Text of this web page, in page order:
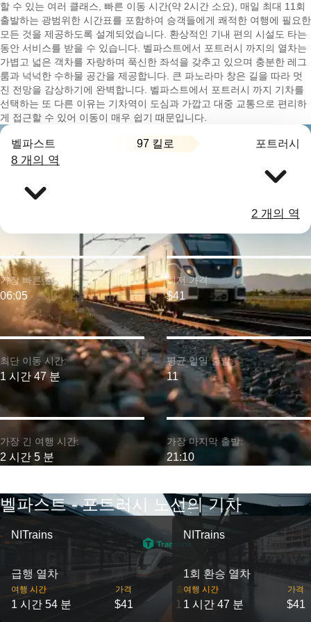
할 수 있는 여러 클래스, 빠른 이동 시간(약 2시간 소요), 매일 최대 11회
출발하는 광범위한 시간표를 포함하여 승객들에게 쾌적한 여행에 필요한
모든 것을 제공하도록 설계되었습니다. 환상적인 기내 편의 시설도 타는
동안 서비스를 받을 수 있습니다. 벨파스트에서 포트러시 까지의 열차는
가볍고 넓은 객차를 자랑하며 푹신한 좌석을 갖추고 있으며 충분한 레그
룸과 넉넉한 수하물 공간을 제공합니다. 큰 파노라마 창은 길을 따라 멋
진 전망을 감상하기에 완벽합니다. 벨파스트에서 포트러시 까지 기차를
선택하는 또 다른 이유는 기차역이 도심과 가깝고 대중 교통으로 편리하
게 접근할 수 있어 이동이 매우 쉽기 때문입니다.
벨파스트 97 킬로 포트러시
8 개의 역
2 개의 역
최단 이동 시간:
1 시간 47 분
가장 빠른 출발:
06:05
가장 긴 여행 시간:
2 시간 5 분
최저 가격:
$41
평균 일일 출발:
11
가장 마지막 출발:
21:10
벨파스트 - 포트러시 노선의 기차
NITrains
급행 열차
여행 시간
1 시간 54 분
가격
$41
출발
1
NITrains
1회 환승 열차
여행 시간
1 시간 47 분
가격
$41